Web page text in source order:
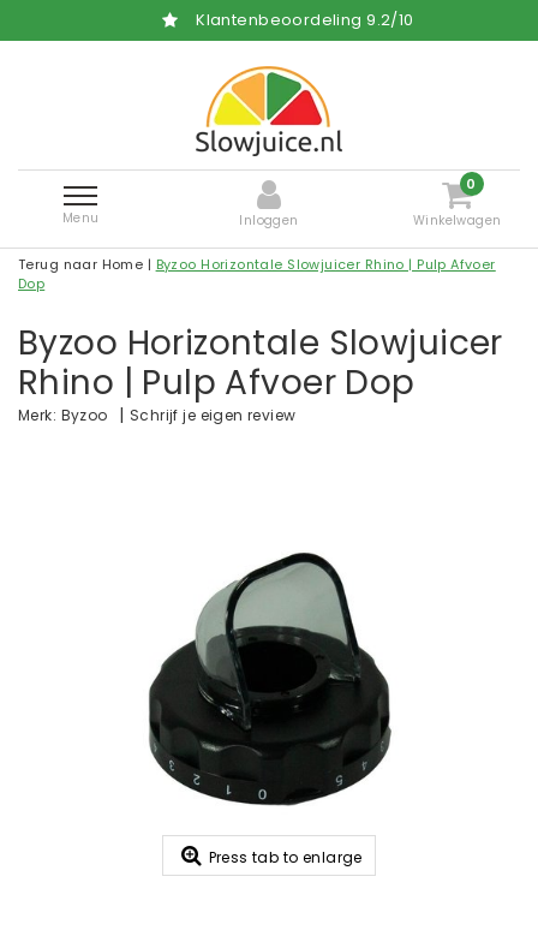
Klantenbeoordeling9.2/10
Menu Inloggen
0
Winkelwagen
Terug naar Home | Byzoo Horizontale Slowjuicer Rhino | Pulp Afvoer
Dop
Byzoo Horizontale Slowjuicer
Rhino | Pulp Afvoer Dop
Merk: Byzoo | Schrijf je eigen review
Press tab to enlarge